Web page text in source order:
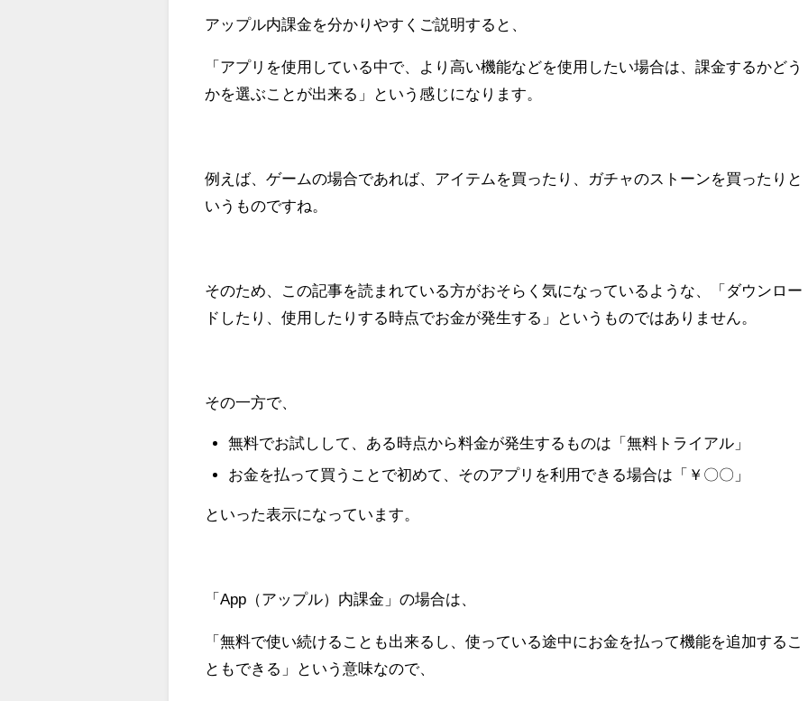
アップル内課金を分かりやすくご説明すると、
「アプリを使用している中で、より高い機能などを使用したい場合は、課金するかどう
かを選ぶことが出来る」という感じになります。
例えば、ゲームの場合であれば、アイテムを買ったり、ガチャのストーンを買ったりと
いうものですね。
そのため、この記事を読まれている方がおそらく気になっているような、「ダウンロー
ドしたり、使用したりする時点でお金が発生する」というものではありません。
その一方で、
無料でお試しして、ある時点から料金が発生するものは「無料トライアル」
お金を払って買うことで初めて、そのアプリを利用できる場合は「￥〇〇」
といった表示になっています。
「App（アップル）内課金」の場合は、
「無料で使い続けることも出来るし、使っている途中にお金を払って機能を追加するこ
ともできる」という意味なので、